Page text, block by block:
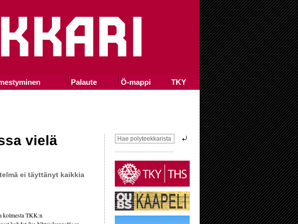
Palaute Ö-mappi TKY
vielä
ei täyttänyt kaikkia
kolmesta TKK:n